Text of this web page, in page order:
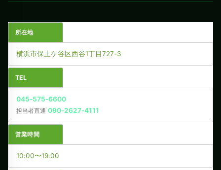
所在地
横浜市保土ケ谷区西谷1丁目727-3
TEL
045-575-6600
担当者直通 090-2627-4111
営業時間
10:00〜19:00